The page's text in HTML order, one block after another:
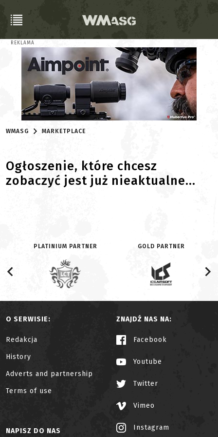
REKLAMA
WMASG MARKETPLACE
Ogłoszenie, które chcesz
zobaczyć jest już nieaktualne...
PLATINIUM PARTNER GOLD PARTNER
O SERWISIE:
Redakcja
History
Adverts and partnership
Terms of use
ZNAJDŹ NAS NA:
Facebook
Youtube
Twitter
Vimeo
Instagram
NAPISZ DO NAS